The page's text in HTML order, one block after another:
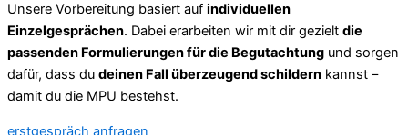
Unsere Vorbereitung basiert auf individuellen
Einzelgesprächen. Dabei erarbeiten wir mit dir gezielt die
passenden Formulierungen für die Begutachtung und sorgen
dafür, dass du deinen Fall überzeugend schildern kannst –
damit du die MPU bestehst.
erstgespräch anfragen